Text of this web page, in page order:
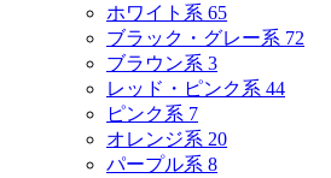
ホワイト系 65
ブラック・グレー系 72
ブラウン系 3
レッド・ピンク系 44
ピンク系 7
オレンジ系 20
パープル系 8